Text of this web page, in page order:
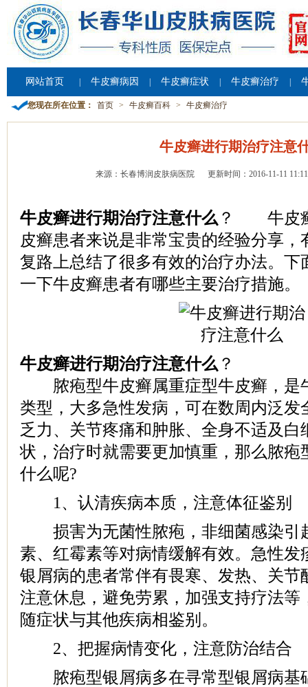
网站首页 牛皮癣病因 牛皮癣症状 牛皮癣治疗
您现在所在位置： 首页 > 牛皮癣百科 > 牛皮癣治疗
牛皮癣进行期治疗注意
来源：长春博润皮肤病医院 更新时间：2016-11-11
牛皮癣进行期治疗注意什么 ？ 牛皮癣
皮癣患者来说是非常宝贵的经验分享，
复路上总结了很多有效的治疗办法。下
一下牛皮癣患者有哪些主要治疗措施。
牛皮癣进行期治疗注意什么 ？
脓疱型牛皮癣属重症型牛皮癣，是
类型，大多急性发病，可在数周内泛发
乏力、关节疼痛和肿胀、全身不适及白
状，治疗时就需要更加慎重，那么脓疱
什么呢?
1、认清疾病本质，注意体征鉴别
损害为无菌性脓疱，非细菌感染引
素、红霉素等对病情缓解有效。急性发
银屑病的患者常伴有畏寒、发热、关节
注意休息，避免劳累，加强支持疗法等
随症状与其他疾病相鉴别。
2、把握病情变化，注意防治结合
脓疱型银屑病多在寻常型银屑病基